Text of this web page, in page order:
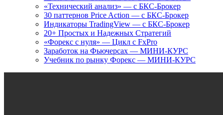
«Технический анализ» — с БКС-Брокер
30 паттернов Price Action — с БКС-Брокер
Индикаторы TradingView — с БКС-Брокер
20+ Простых и Надежных Стратегий
«Форекс с нуля» — Цикл с FxPro
Заработок на Фьючерсах — МИНИ-КУРС
Учебник по рынку Форекс — МИНИ-КУРС